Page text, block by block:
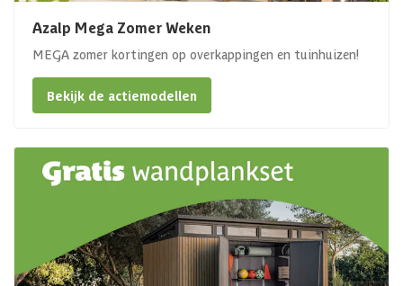
Azalp Mega Zomer Weken
MEGA zomer kortingen op overkappingen en tuinhuizen!
Bekijk de actiemodellen